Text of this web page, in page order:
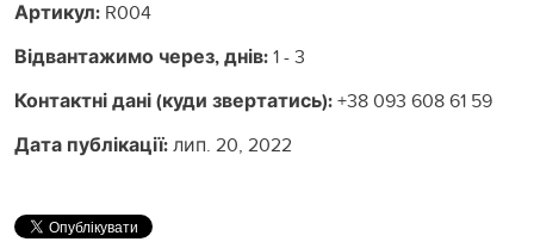
Артикул: R004
Відвантажимо через, днів:1 - 3
Контактні дані (куди звертатись):+38 093 608 61 59
Дата публікації:лип. 20, 2022